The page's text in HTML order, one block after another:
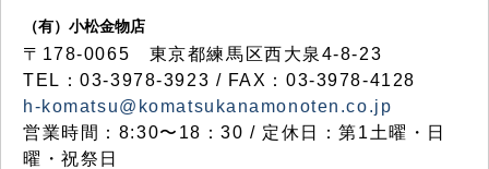
（有）小松金物店
〒178-0065 東京都練馬区西大泉4-8-23
TEL：03-3978-3923 / FAX：03-3978-4128
h-komatsu@komatsukanamonoten.co.jp
営業時間：8:30〜18：30 / 定休日：第1土曜・日
曜・祝祭日